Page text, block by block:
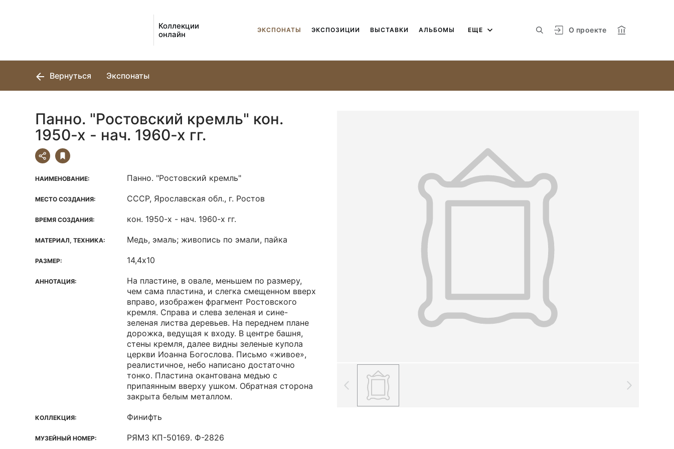
Коллекции
онлайн
О проекте
ЭКСПОНАТЫ ЭКСПОЗИЦИИ ВЫСТАВКИ АЛЬБОМЫ ЕЩЕ
Вернуться Экспонаты
Панно. "Ростовский кремль" кон.
1950-х - нач. 1960-х гг.
НАИМЕНОВАНИЕ: Панно. "Ростовский кремль"
МЕСТО СОЗДАНИЯ: СССР, Ярославская обл., г. Ростов
ВРЕМЯ СОЗДАНИЯ: кон. 1950-х - нач. 1960-х гг.
МАТЕРИАЛ, ТЕХНИКА: Медь, эмаль; живопись по эмали, пайка
РАЗМЕР: 14,4х10
АННОТАЦИЯ:
На пластине, в овале, меньшем по размеру,
чем сама пластина, и слегка смещенном вверх
вправо, изображен фрагмент Ростовского
кремля. Справа и слева зеленая и сине-
зеленая листва деревьев. На переднем плане
дорожка, ведущая к входу. В центре башня,
стены кремля, далее видны зеленые купола
церкви Иоанна Богослова. Письмо «живое»,
реалистичное, небо написано достаточно
тонко. Пластина окантована медью с
припаянным вверху ушком. Обратная сторона
закрыта белым металлом.
КОЛЛЕКЦИЯ: Финифть
МУЗЕЙНЫЙ НОМЕР: РЯМЗ КП-50169. Ф-2826